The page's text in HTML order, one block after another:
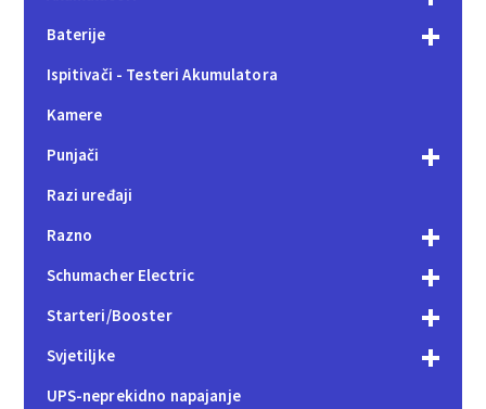
Baterije
Ispitivači - Testeri Akumulatora
Kamere
Punjači
Razi uređaji
Razno
Schumacher Electric
Starteri/Booster
Svjetiljke
UPS-neprekidno napajanje